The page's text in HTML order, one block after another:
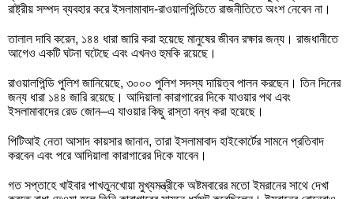
রাষ্ট্রীয় সম্পদ ব্যবহার করে ইসলামাবাদ-রাওয়ালপিন্ডিতে রাজনীতিতে অংশ নেবেন না।
তালাল দাবি করেন, ১৪৪ ধারা জারি করা হয়েছে মানুষের জীবন রক্ষার জন্য। রাজধানীতে
আগেও একটি ঘটনা ঘটেছে এবং এখনও হুমকি রয়েছে।
রাওয়ালপিন্ডি পুলিশ জানিয়েছে, ৩০০০ পুলিশ সদস্য দায়িত্ব পালন করছেন। তিন দিনের
জন্য ধারা ১৪৪ জারি রয়েছে। আদিয়ালা কারাগারের দিকে যাওয়ার পথ এবং
ইসলামাবাদের রেড জোন–এ যাওয়ার কিছু রাস্তা বন্ধ করা হয়েছে।
পিটিআই নেতা আসাদ কায়সার জানান, তারা ইসলামাবাদ হাইকোর্টের সামনে প্রতিবাদ
করবেন এবং পরে আদিয়ালা কারাগারের দিকে যাবেন।
গত সপ্তাহে খাইবার পাখতুনখোয়া মুখ্যমন্ত্রীকে অষ্টমবারের মতো ইমরানের সাথে দেখা